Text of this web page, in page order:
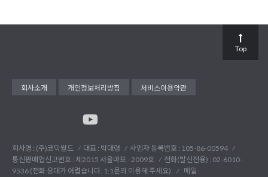
회사소개 개인정보처리방침 서비스이용약관
회사명 : (주)코믹월드 대표 : 박대령
사업자 등록번호 : 105-86-00594
통신판매업신고번호 : 제2015 서울마포 - 2009호
전화(발신전용) : 02-6010-
9536 (전화 응대가 어렵습니다. 1:1문의 이용해 주세요)
메일 :
Top